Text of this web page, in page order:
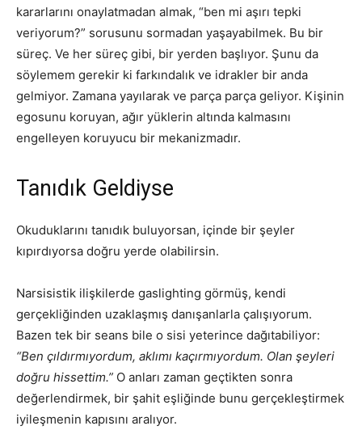
kararlarını onaylatmadan almak, “ben mi aşırı tepki
veriyorum?” sorusunu sormadan yaşayabilmek. Bu bir
süreç. Ve her süreç gibi, bir yerden başlıyor. Şunu da
söylemem gerekir ki farkındalık ve idrakler bir anda
gelmiyor. Zamana yayılarak ve parça parça geliyor. Kişinin
egosunu koruyan, ağır yüklerin altında kalmasını
engelleyen koruyucu bir mekanizmadır.
Tanıdık Geldiyse
Okuduklarını tanıdık buluyorsan, içinde bir şeyler
kıpırdıyorsa doğru yerde olabilirsin.
Narsisistik ilişkilerde gaslighting görmüş, kendi
gerçekliğinden uzaklaşmış danışanlarla çalışıyorum.
Bazen tek bir seans bile o sisi yeterince dağıtabiliyor:
“Ben çıldırmıyordum, aklımı kaçırmıyordum. Olan şeyleri
doğru hissettim.” O anları zaman geçtikten sonra
değerlendirmek, bir şahit eşliğinde bunu gerçekleştirmek
iyileşmenin kapısını aralıyor.